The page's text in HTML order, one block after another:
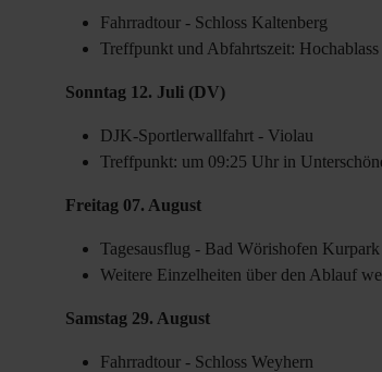
Fahrradtour - Schloss Kaltenberg
Treffpunkt und Abfahrtszeit:
Sonntag 12. Juli (DV)
DJK-Sportlerwallfahrt - Violau
Treffpunkt: um 09:25 Uhr in
Freitag 07. August
Tagesausflug - Bad Wörishofen Kurpark
Weitere Einzelheiten über den Ablauf
Samstag 29. August
Fahrradtour - Schloss Weyhern